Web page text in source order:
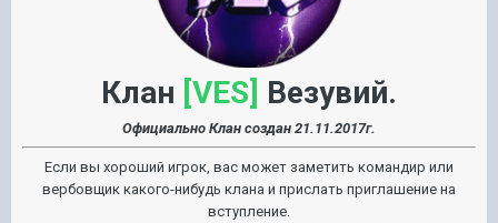
Клан [VES] Везувий.
Официально Клан создан 21.11.2017г.
Если вы хороший игрок, вас может заметить командир или
вербовщик какого-нибудь клана и прислать приглашение на
вступление.